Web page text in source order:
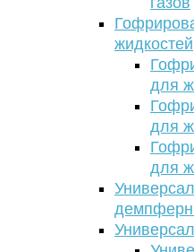
жидкостей
для
для
для